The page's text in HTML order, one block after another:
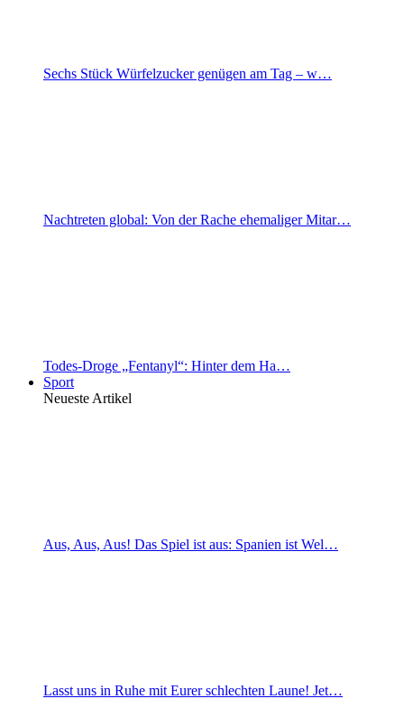
Sechs Stück Würfelzucker genügen am Tag – w…
Nachtreten global: Von der Rache ehemaliger Mitar…
Todes-Droge „Fentanyl“: Hinter dem Ha…
Sport
Neueste Artikel
Aus, Aus, Aus! Das Spiel ist aus: Spanien ist Wel…
Lasst uns in Ruhe mit Eurer schlechten Laune! Jet…